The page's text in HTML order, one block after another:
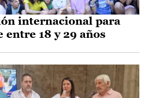
internacional para
entre 18 y 29 años